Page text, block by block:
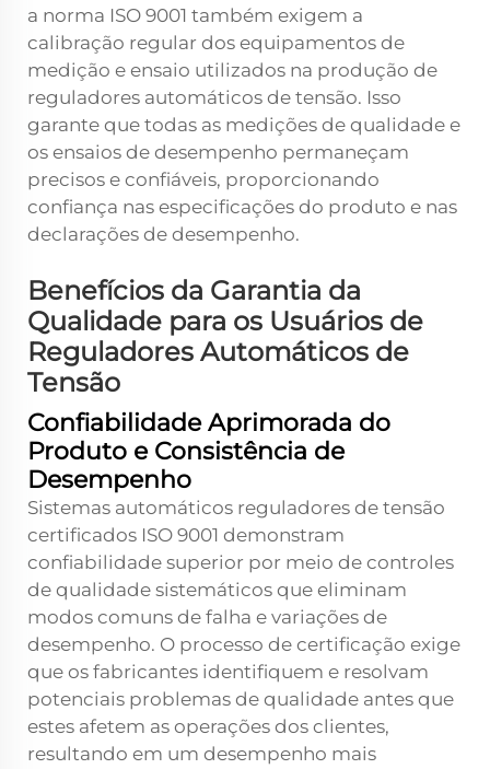
a norma ISO 9001 também exigem a
calibração regular dos equipamentos de
medição e ensaio utilizados na produção de
reguladores automáticos de tensão. Isso
garante que todas as medições de qualidade e
os ensaios de desempenho permaneçam
precisos e confiáveis, proporcionando
confiança nas especificações do produto e nas
declarações de desempenho.
Benefícios da Garantia da
Qualidade para os Usuários de
Reguladores Automáticos de
Tensão
Confiabilidade Aprimorada do
Produto e Consistência de
Desempenho
Sistemas automáticos reguladores de tensão
certificados ISO 9001 demonstram
confiabilidade superior por meio de controles
de qualidade sistemáticos que eliminam
modos comuns de falha e variações de
desempenho. O processo de certificação exige
que os fabricantes identifiquem e resolvam
potenciais problemas de qualidade antes que
estes afetem as operações dos clientes,
resultando em um desempenho mais